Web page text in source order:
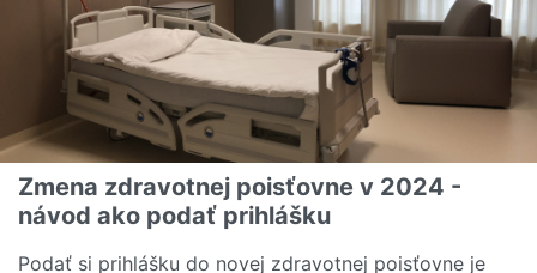
Zmena zdravotnej poisťovne v 2024 -
návod ako podať prihlášku
Podať si prihlášku do novej zdravotnej poisťovne je